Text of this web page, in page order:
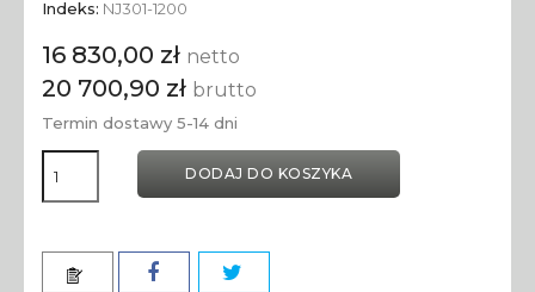
Indeks: NJ301-1200
16 830,00 zł netto
20 700,90 zł brutto
Termin dostawy 5-14 dni
DODAJ DO KOSZYKA